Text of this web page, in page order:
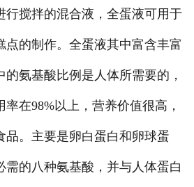
行搅拌的混合液，全蛋液可用于
点的制作。全蛋液其中富含丰富
氨基酸比例是人体所需要的，
在98%以上，营养价值很高，
品。主要是卵白蛋白和卵球蛋
需的八种氨基酸，并与人体蛋白